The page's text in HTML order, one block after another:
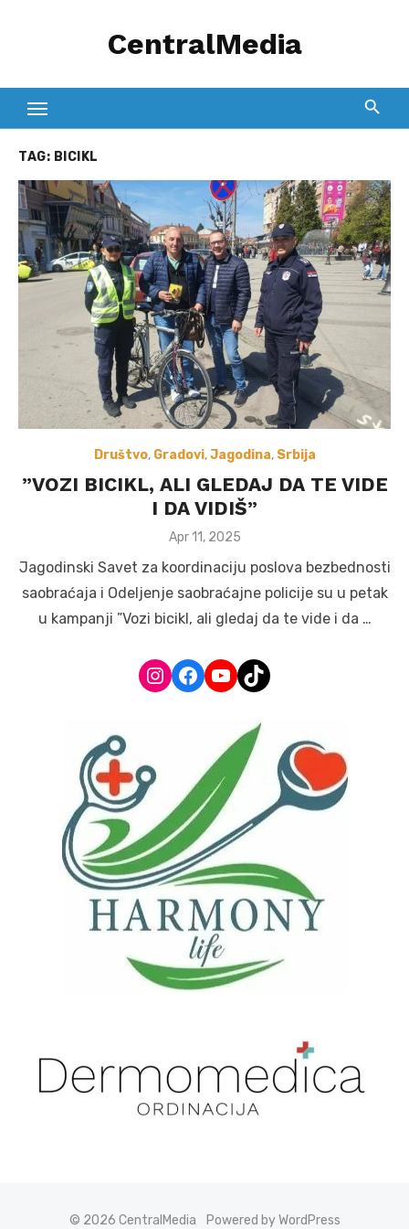
CentralMedia
TAG: BICIKL
Društvo, Gradovi,Jagodina, Srbija
”VOZI BICIKL, ALI GLEDAJ DA TE VIDE
I DA VIDIŠ”
Posted
Apr 11, 2025
Jagodinski Savet za koordinaciju poslova bezbednosti
saobraćaja i Odeljenje saobraćajne policije su u petak
u kampanji ”Vozi bicikl, ali gledaj da te vide i da …
Instagram
Facebook
YouTube
TikTok
© 2026 CentralMedia Powered by WordPress